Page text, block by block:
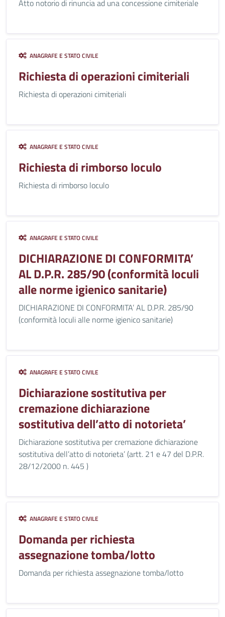
Atto notorio di rinuncia ad una concessione cimiteriale
ANAGRAFE E STATO CIVILE
Richiesta di operazioni cimiteriali
Richiesta di operazioni cimiteriali
ANAGRAFE E STATO CIVILE
Richiesta di rimborso loculo
Richiesta di rimborso loculo
ANAGRAFE E STATO CIVILE
DICHIARAZIONE DI CONFORMITA’
AL D.P.R. 285/90 (conformità loculi
alle norme igienico sanitarie)
DICHIARAZIONE DI CONFORMITA’ AL D.P.R. 285/90
(conformità loculi alle norme igienico sanitarie)
ANAGRAFE E STATO CIVILE
Dichiarazione sostitutiva per
cremazione dichiarazione
sostitutiva dell’atto di notorieta’
Dichiarazione sostitutiva per cremazione dichiarazione
sostitutiva dell’atto di notorieta’ (artt. 21 e 47 del D.P.R.
28/12/2000 n. 445 )
ANAGRAFE E STATO CIVILE
Domanda per richiesta
assegnazione tomba/lotto
Domanda per richiesta assegnazione tomba/lotto